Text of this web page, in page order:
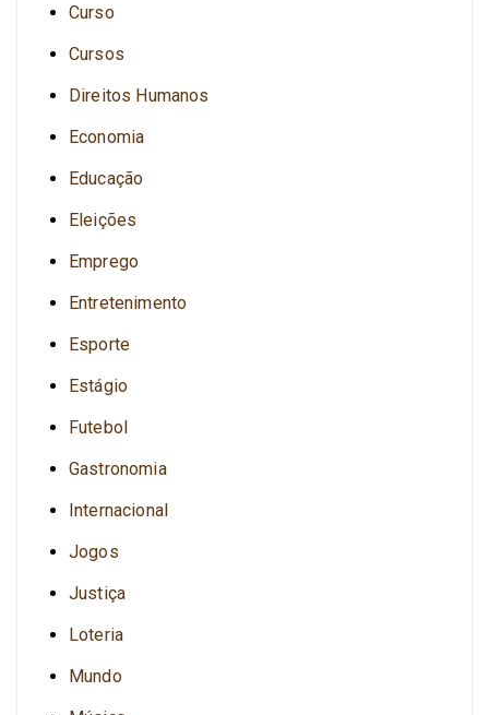
Curso
Cursos
Direitos Humanos
Economia
Educação
Eleições
Emprego
Entretenimento
Esporte
Estágio
Futebol
Gastronomia
Internacional
Jogos
Justiça
Loteria
Mundo